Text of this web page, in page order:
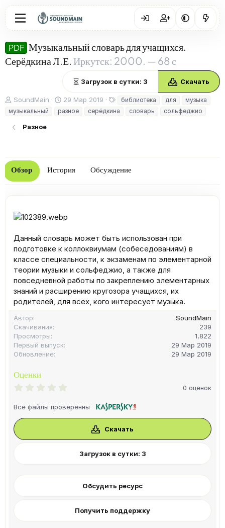
PDF Музыкальный словарь для учащихся.
Серёдкина Л.Е. Иркутск: 2000. — 68 с
Загрузок в сутки: 3 Скачать
А
в
т
о
SoundMain
Д
а
т
а
29 Мар 2019
е
г
библиотека для
музыка
музыкальный
разное серёдкина словарь сольфеджио
Разное
Обзор История Обсуждение
Данный словарь может быть использован при
подготовке к коллоквиумам (собеседованиям) в
классе специальности, к экзаменам по элементарной
теории музыки и сольфеджио, а также для
повседневной работы по закреплению элементарных
знаний и расширению кругозора учащихся, их
родителей, для всех, кого интересует музыка.
Автор
SoundMain
Скачивания
239
Просмотры
1,822
Первый выпуск
29 Мар 2019
Обновление
29 Мар 2019
Оценки
0
з
з
0 оценок
Все файлы проверенны
Скачать
Загрузок в сутки: 3
Обсудить ресурс
Получить поддержку